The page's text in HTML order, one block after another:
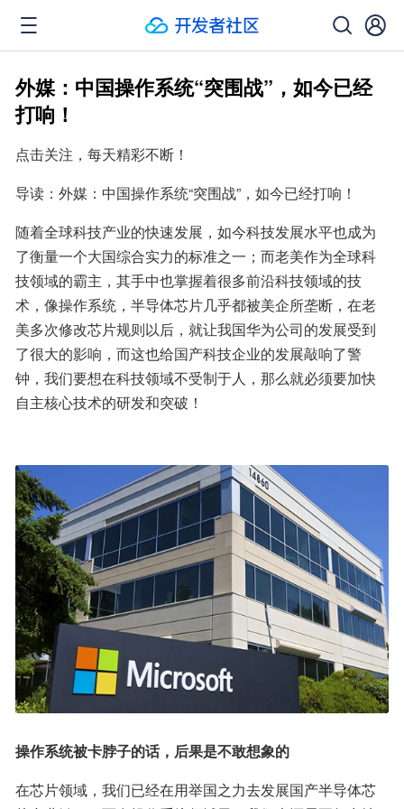
外媒：中国操作系统“突围战”，如今已经
打响！
点击关注，每天精彩不断！
导读：外媒：中国操作系统“突围战”，如今已经打响！
随着全球科技产业的快速发展，如今科技发展水平也成为
了衡量一个大国综合实力的标准之一；而老美作为全球科
技领域的霸主，其手中也掌握着很多前沿科技领域的技
术，像操作系统，半导体芯片几乎都被美企所垄断，在老
美多次修改芯片规则以后，就让我国华为公司的发展受到
了很大的影响，而这也给国产科技企业的发展敲响了警
钟，我们要想在科技领域不受制于人，那么就必须要加快
自主核心技术的研发和突破！
操作系统被卡脖子的话，后果是不敢想象的
在芯片领域，我们已经在用举国之力去发展国产半导体芯